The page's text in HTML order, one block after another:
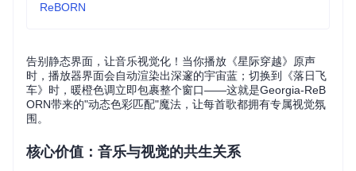
ReBORN
告别静态界面，让音乐视觉化！当你播放《星际穿越》原声
时，播放器界面会自动渲染出深邃的宇宙蓝；切换到《落日飞
车》时，暖橙色调立即包裹整个窗口——这就是Georgia-ReB
ORN带来的"动态色彩匹配"魔法，让每首歌都拥有专属视觉氛
围。
核心价值：音乐与视觉的共生关系